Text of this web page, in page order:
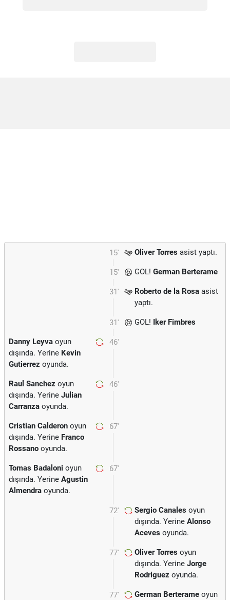
15' Oliver Torres asist yaptı.
15' GOL! German Berterame
31' Roberto de la Rosa asist
yaptı.
31' GOL! Iker Fimbres
46'
Danny Leyva oyun
dışında. Yerine Kevin
Gutierrez oyunda.
46'
Raul Sanchez oyun
dışında. Yerine Julian
Carranza oyunda.
67'
Cristian Calderon oyun
dışında. Yerine Franco
Rossano oyunda.
67'
Tomas Badaloni oyun
dışında. Yerine Agustin
Almendra oyunda.
72' Sergio Canales oyun
dışında. Yerine Alonso
Aceves oyunda.
77' Oliver Torres oyun
dışında. Yerine Jorge
Rodriguez oyunda.
77' German Berterame oyun